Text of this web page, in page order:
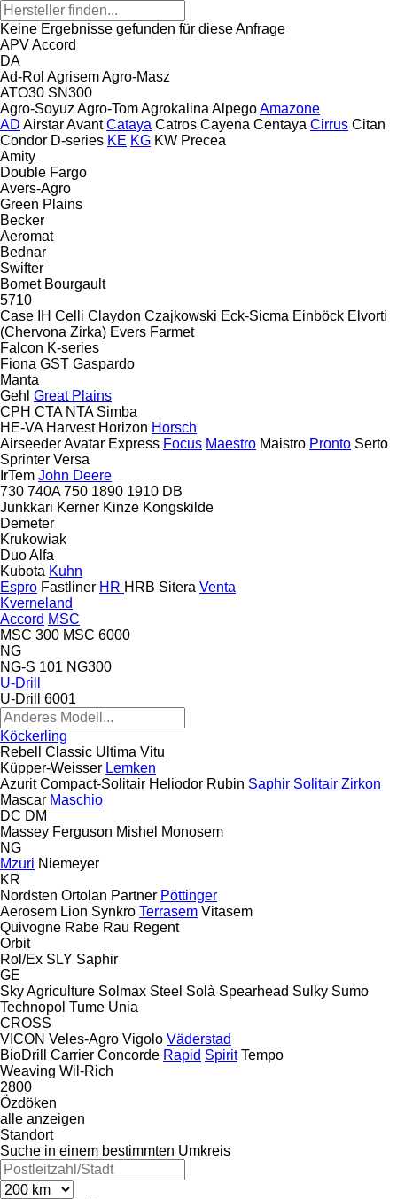
Keine Ergebnisse gefunden für diese Anfrage
APVAccord
DA
Ad-Rol AgrisemAgro-Masz
ATO30 SN300
Agro-Soyuz Agro-TomAgrokalina AlpegoAmazone
AD AirstarAvant Cataya Catros Cayena Centaya Cirrus Citan
Condor D-series KE KG KW Precea
Amity
Double Fargo
Avers-Agro
Green Plains
Becker
Aeromat
Bednar
Swifter
Bomet Bourgault
5710
Case IH Celli Claydon Czajkowski Eck-Sicma Einböck Elvorti
(Chervona Zirka) Evers Farmet
Falcon K-series
Fiona GST Gaspardo
Manta
Gehl Great Plains
CPH CTA NTA Simba
HE-VA Harvest Horizon Horsch
AirseederAvatar Express Focus Maestro Maistro Pronto Serto
Sprinter Versa
IrTem John Deere
730 740A 750 1890 1910 DB
Junkkari Kerner Kinze Kongskilde
Demeter
Krukowiak
Duo Alfa
Kubota Kuhn
Espro Fastliner HR HRB Sitera Venta
Kverneland
Accord MSC
MSC 300 MSC 6000
NG
NG-S 101 NG300
U-Drill
U-Drill 6001
Köckerling
Rebell Classic Ultima Vitu
Küpper-Weisser Lemken
Azurit Compact-Solitair Heliodor Rubin Saphir Solitair Zirkon
Mascar Maschio
DC DM
Massey Ferguson Mishel Monosem
NG
Mzuri Niemeyer
KR
Nordsten Ortolan Partner Pöttinger
Aerosem Lion Synkro Terrasem Vitasem
Quivogne Rabe Rau Regent
Orbit
Rol/Ex SLY Saphir
GE
Sky Agriculture Solmax Steel Solà Spearhead Sulky Sumo
Technopol Tume Unia
CROSS
VICON Veles-Agro Vigolo Väderstad
BioDrill
Carrier Concorde Rapid Spirit Tempo
Weaving Wil-Rich
2800
Özdöken
alle anzeigen
Standort
Suche in einem bestimmten Umkreis